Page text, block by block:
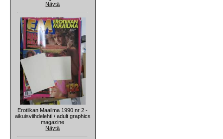
Näytä
Erotiikan Maailma 1990 nr 2 -
aikuisviihdelehti / adult graphics
magazine
Näytä